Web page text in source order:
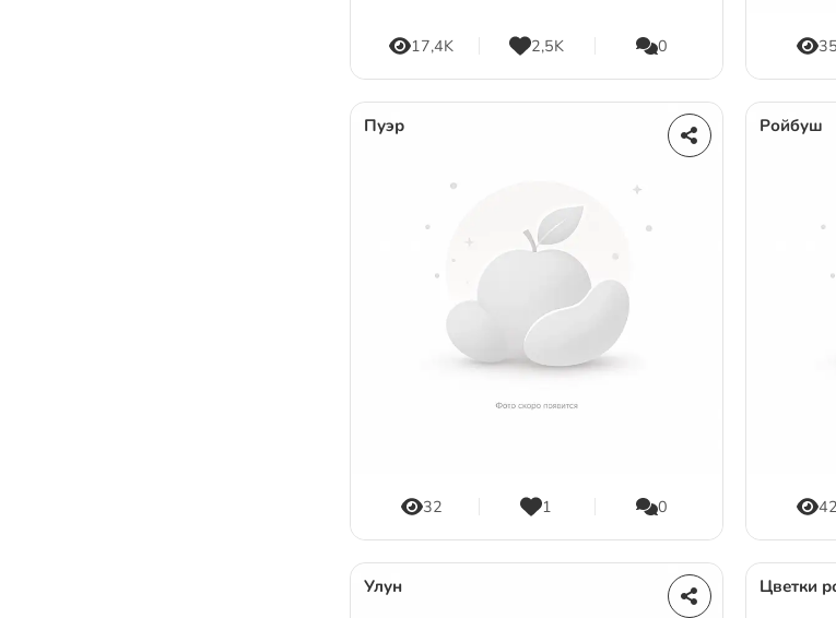
17,4K 2,5K 0 35
Пуэр
32 1 0
Ройбуш
42
Улун Цветки